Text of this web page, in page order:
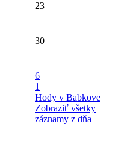
23
30
6
1
Hody v Babkove
Zobraziť všetky
záznamy z dňa